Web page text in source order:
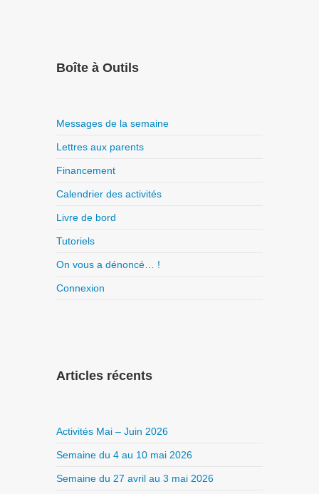
Boîte à Outils
Messages de la semaine
Lettres aux parents
Financement
Calendrier des activités
Livre de bord
Tutoriels
On vous a dénoncé… !
Connexion
Articles récents
Activités Mai – Juin 2026
Semaine du 4 au 10 mai 2026
Semaine du 27 avril au 3 mai 2026